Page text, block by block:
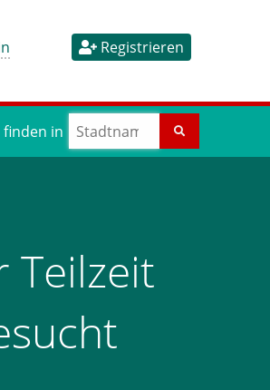
Registrieren
finden in
Teilzeit